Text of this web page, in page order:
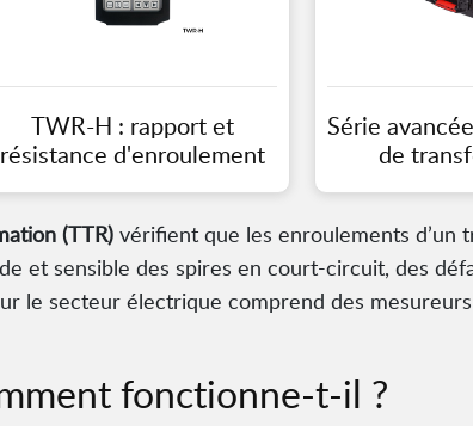
TWR-H : rapport et
résistance d'enroulement
Série
de
(TTR) vérifient que les enroulements
et sensible des spires en court-circuit, des
le secteur électrique comprend des
fonctionne-t-il ?